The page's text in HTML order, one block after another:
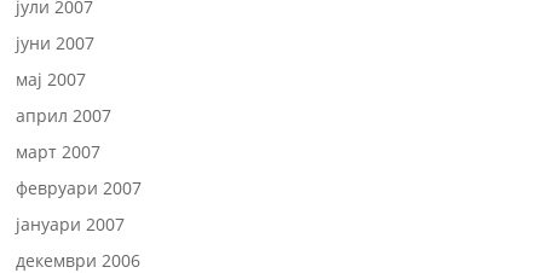
јули 2007
јуни 2007
мај 2007
април 2007
март 2007
февруари 2007
јануари 2007
декември 2006